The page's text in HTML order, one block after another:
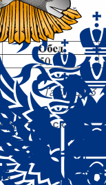
суточной
Таблица 3